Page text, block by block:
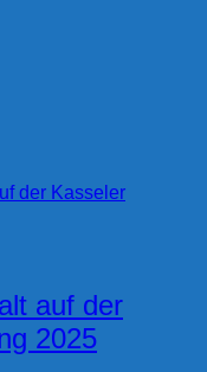
auf der
2025